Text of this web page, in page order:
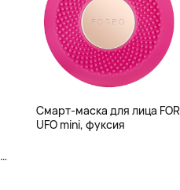
Смарт-маска для лица
UFO mini, фуксия